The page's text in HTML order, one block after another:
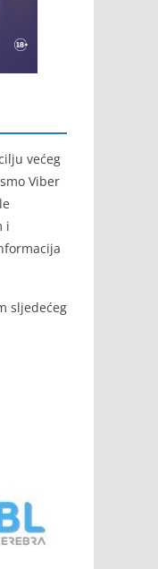
većeg
Viber
i
sljedećeg